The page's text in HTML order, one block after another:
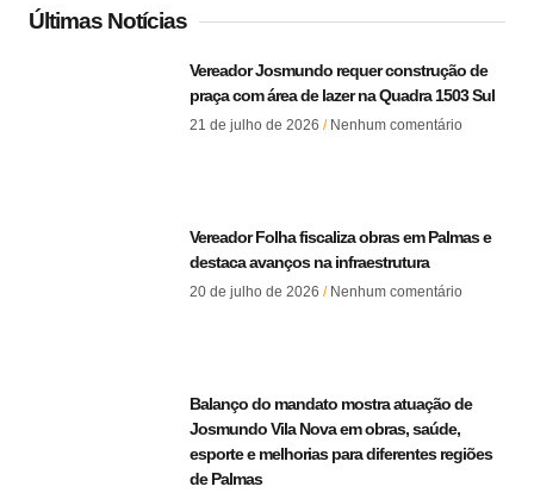
Últimas Notícias
Vereador Josmundo requer construção de
praça com área de lazer na Quadra 1503 Sul
21 de julho de 2026 Nenhum comentário
Vereador Folha fiscaliza obras em Palmas e
destaca avanços na infraestrutura
20 de julho de 2026 Nenhum comentário
Balanço do mandato mostra atuação de
Josmundo Vila Nova em obras, saúde,
esporte e melhorias para diferentes regiões
de Palmas